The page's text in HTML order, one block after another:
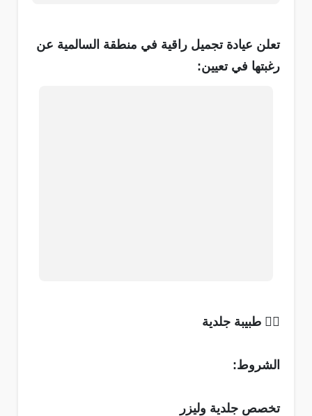
تعلن عيادة تجميل راقية في منطقة السالمية عن
رغبتها في تعيين:
👩‍⚕️ طبيبة جلدية
الشروط:
تخصص جلدية وليزر